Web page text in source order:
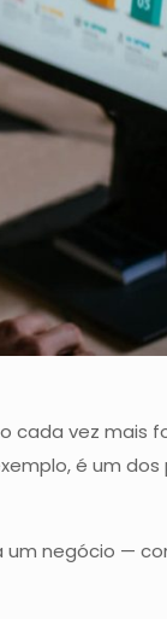
cada vez mais
é um
negócio —